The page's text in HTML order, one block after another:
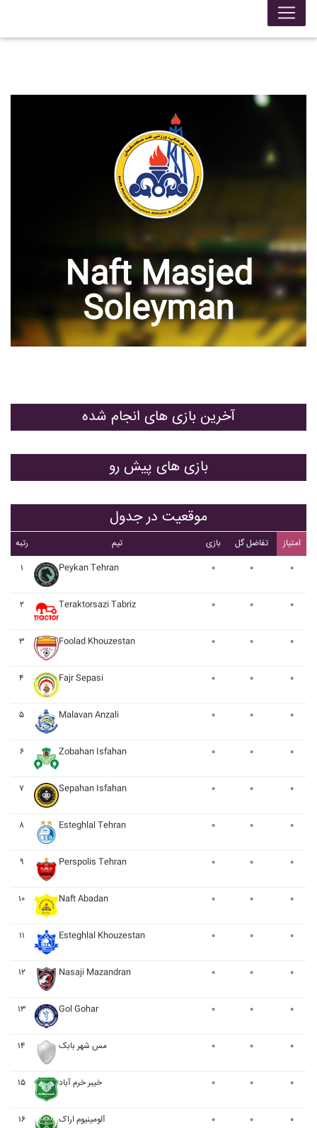
Naft Masjed
Soleyman
آخرین بازی های انجام شده
بازی های پیش رو
موقعیت در جدول
رتبه تیم بازی تفاضل گل
امتیاز
۱
Peykan Tehran ۰ ۰ ۰
۲ Teraktorsazi Tabriz ۰ ۰ ۰
۳ Foolad Khouzestan ۰ ۰ ۰
۴ Fajr Sepasi ۰ ۰ ۰
۵ Malavan Anzali ۰ ۰ ۰
۶ Zobahan Isfahan ۰ ۰ ۰
۷ Sepahan Isfahan ۰ ۰ ۰
۸ Esteghlal Tehran ۰ ۰ ۰
۹ Perspolis Tehran ۰ ۰ ۰
۱۰ Naft Abadan ۰ ۰ ۰
۱۱ Esteghlal Khouzestan ۰ ۰ ۰
۱۲ Nasaji Mazandran ۰ ۰ ۰
۱۳ Gol Gohar ۰ ۰ ۰
۱۴ مس شهر بابک ۰ ۰ ۰
۱۵ خيبر خرم آباد ۰ ۰ ۰
۱۶ آلومينيوم اراک ۰ ۰ ۰